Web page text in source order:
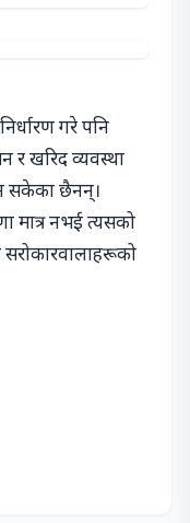
गरे पनि
र खरिद व्यवस्था
सकेका छैनन्।
मात्र नभई त्यसको